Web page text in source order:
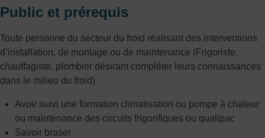
Public et prérequis
Toute personne du secteur du froid réalisant des interventions
d’installation, de montage ou de maintenance (Frigoriste,
chauffagiste, plombier désirant compléter leurs connaissances
dans le milieu du froid)
Avoir suivi une formation climatisation ou pompe à chaleur
ou maintenance des circuits frigorifiques ou qualipac
Savoir braser